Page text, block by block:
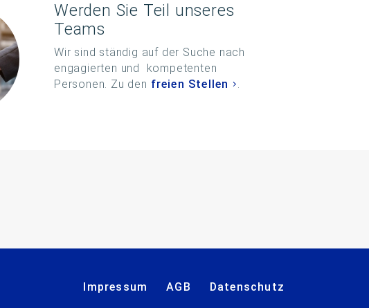
Werden Sie Teil unseres
Teams
Wir sind ständig auf der Suche nach
engagierten und kompetenten
Personen. Zu den freien Stellen
Facebook
Impressum AGB Datenschutz